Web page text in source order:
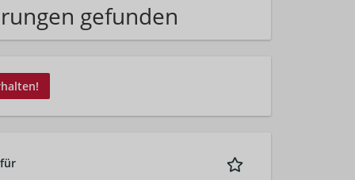
gefunden